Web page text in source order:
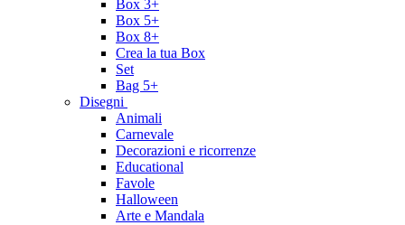
Box 3+
Box 5+
Box 8+
Crea la tua Box
Set
Bag 5+
Disegni
Animali
Carnevale
Decorazioni e ricorrenze
Educational
Favole
Halloween
Arte e Mandala